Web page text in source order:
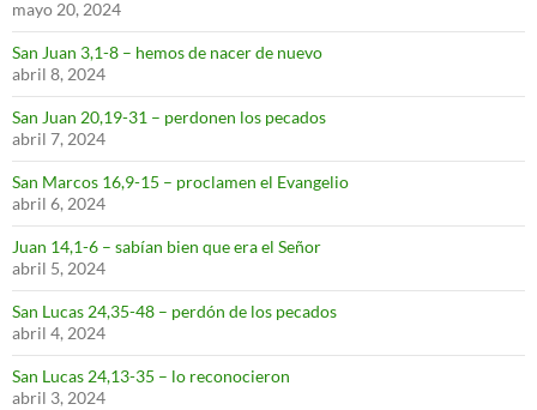
mayo 20, 2024
San Juan 3,1-8 – hemos de nacer de nuevo
abril 8, 2024
San Juan 20,19-31 – perdonen los pecados
abril 7, 2024
San Marcos 16,9-15 – proclamen el Evangelio
abril 6, 2024
Juan 14,1-6 – sabían bien que era el Señor
abril 5, 2024
San Lucas 24,35-48 – perdón de los pecados
abril 4, 2024
San Lucas 24,13-35 – lo reconocieron
abril 3, 2024